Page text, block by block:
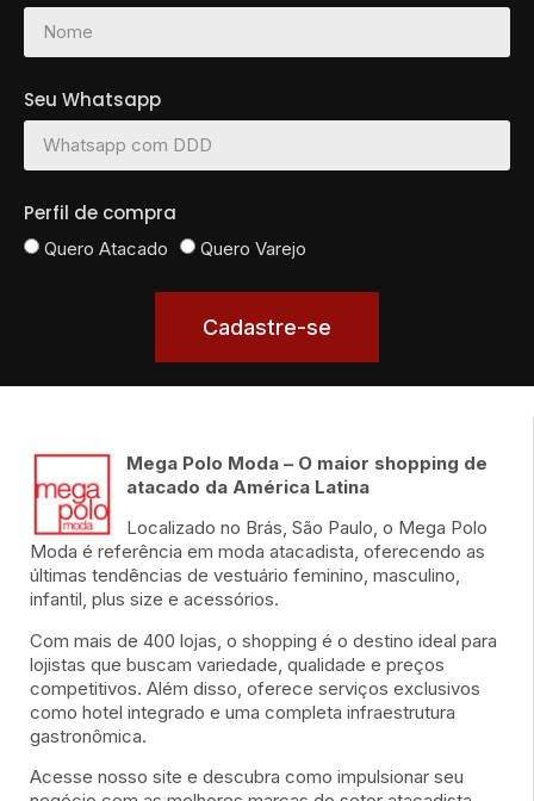
Seu Whatsapp
Perfil de compra
Quero Atacado Quero Varejo
Cadastre-se
Mega Polo Moda – O maior shopping de
atacado da América Latina
Localizado no Brás, São Paulo, o Mega Polo
Moda é referência em moda atacadista, oferecendo as
últimas tendências de vestuário feminino, masculino,
infantil, plus size e acessórios.
Com mais de 400 lojas, o shopping é o destino ideal para
lojistas que buscam variedade, qualidade e preços
competitivos. Além disso, oferece serviços exclusivos
como hotel integrado e uma completa infraestrutura
gastronômica.
Acesse nosso site e descubra como impulsionar seu